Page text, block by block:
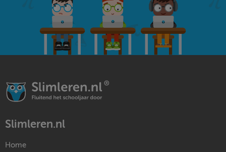
Slimleren.nl
Home